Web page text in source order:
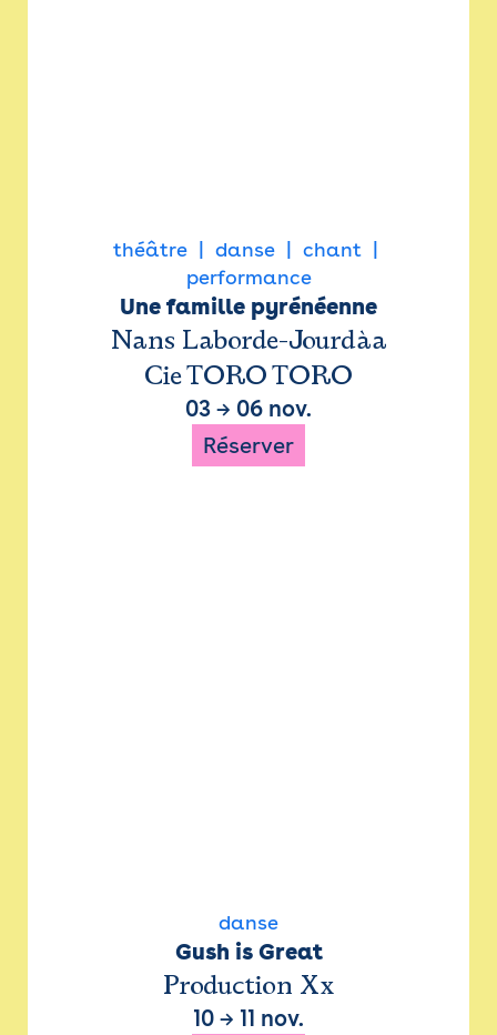
théâtre danse
chant
performance
Une famille pyrénéenne
Nans Laborde-Jourdàa
Cie TORO TORO
03 → 06 nov.
Réserver
danse
Gush is Great
Production Xx
10 → 11 nov.